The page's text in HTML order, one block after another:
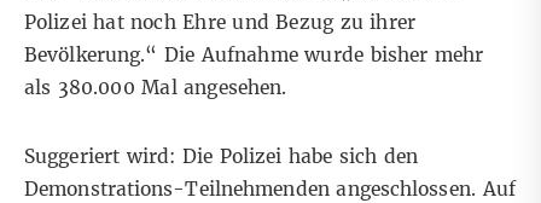
Polizei hat noch Ehre und Bezug zu ihrer
Bevölkerung.“ Die Aufnahme wurde bisher mehr
als 380.000 Mal angesehen.
Suggeriert wird: Die Polizei habe sich den
Demonstrations-Teilnehmenden angeschlossen. Auf